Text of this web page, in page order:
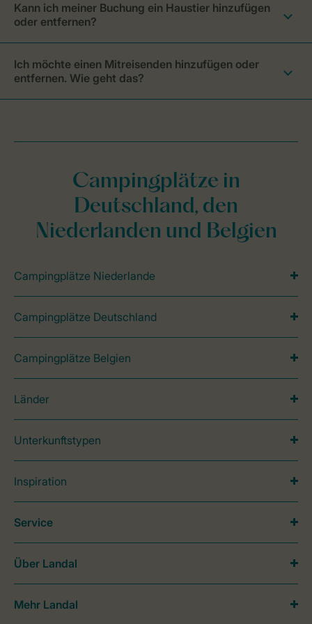
Kann ich meiner Buchung ein Haustier hinzufügen
oder entfernen?
Ich möchte einen Mitreisenden hinzufügen oder
entfernen. Wie geht das?
Campingplätze in
Deutschland, den
Niederlanden und Belgien
Campingplätze Niederlande
Campingplätze Deutschland
Campingplätze Belgien
Länder
Unterkunftstypen
Inspiration
Service
Über Landal
Mehr Landal